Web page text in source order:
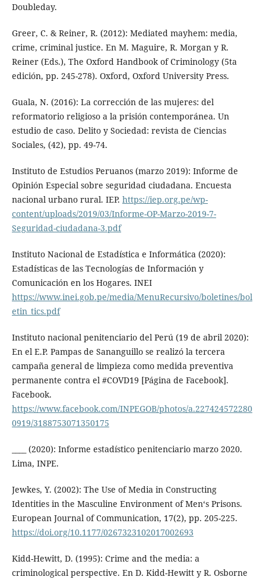
Doubleday.
Greer, C. & Reiner, R. (2012): Mediated mayhem: media,
crime, criminal justice. En M. Maguire, R. Morgan y R.
Reiner (Eds.), The Oxford Handbook of Criminology (5ta
edición, pp. 245-278). Oxford, Oxford University Press.
Guala, N. (2016): La corrección de las mujeres: del
reformatorio religioso a la prisión contemporánea. Un
estudio de caso. Delito y Sociedad: revista de Ciencias
Sociales, (42), pp. 49-74.
Instituto de Estudios Peruanos (marzo 2019): Informe de
Opinión Especial sobre seguridad ciudadana. Encuesta
nacional urbano rural. IEP. https://iep.org.pe/wp-
content/uploads/2019/03/Informe-OP-Marzo-2019-7-
Seguridad-ciudadana-3.pdf
Instituto Nacional de Estadística e Informática (2020):
Estadísticas de las Tecnologías de Información y
Comunicación en los Hogares. INEI
https://www.inei.gob.pe/media/MenuRecursivo/boletines/bol
etin_tics.pdf
Instituto nacional penitenciario del Perú (19 de abril 2020):
En el E.P. Pampas de Sananguillo se realizó la tercera
campaña general de limpieza como medida preventiva
permanente contra el #COVD19 [Página de Facebook].
Facebook.
https://www.facebook.com/INPEGOB/photos/a.227424572280
0919/3188753071350175
____ (2020): Informe estadístico penitenciario marzo 2020.
Lima, INPE.
Jewkes, Y. (2002): The Use of Media in Constructing
Identities in the Masculine Environment of Men‘s Prisons.
European Journal of Communication, 17(2), pp. 205-225.
https://doi.org/10.1177/0267323102017002693
Kidd-Hewitt, D. (1995): Crime and the media: a
criminological perspective. En D. Kidd-Hewitt y R. Osborne